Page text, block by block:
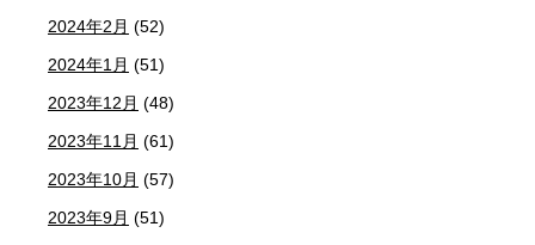
2024年2月 (52)
2024年1月 (51)
2023年12月 (48)
2023年11月 (61)
2023年10月 (57)
2023年9月 (51)